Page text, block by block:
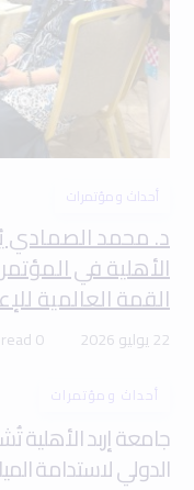
أحداث ومؤتمرات
د. محمد الصمادي
الأهلية في
القمة العالمية
22 يوليو 2026 0 min read
أحداث ومؤتمرات
جامعة إربد الأهلية
الدولي لاستدامة